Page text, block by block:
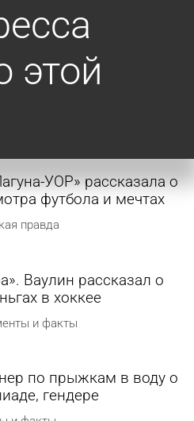
этой
УОР» рассказала о
футбола и мечтах
правда
Ваулин рассказал о
в хоккее
и факты
по прыжкам в воду о
гендере